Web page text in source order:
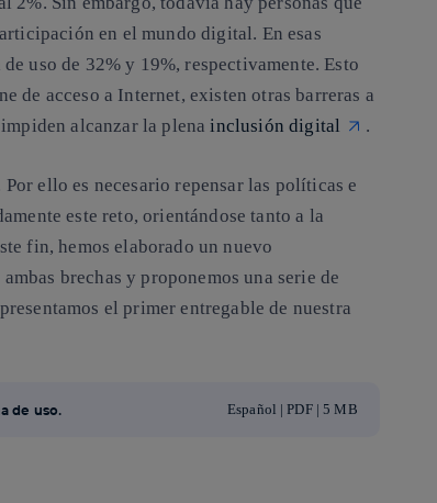
en el mundo digital. En esas
uso de 32% y 19%, respectivamente. Esto
de acceso a Internet, existen otras barreras a
alcanzar la plenainclusión digital .
ello es necesario repensar las políticas e
este reto, orientándose tanto a la
fin, hemos elaborado un nuevo
brechas y proponemos una serie de
el primer entregable de nuestra
de uso. Español | PDF | 5 MB